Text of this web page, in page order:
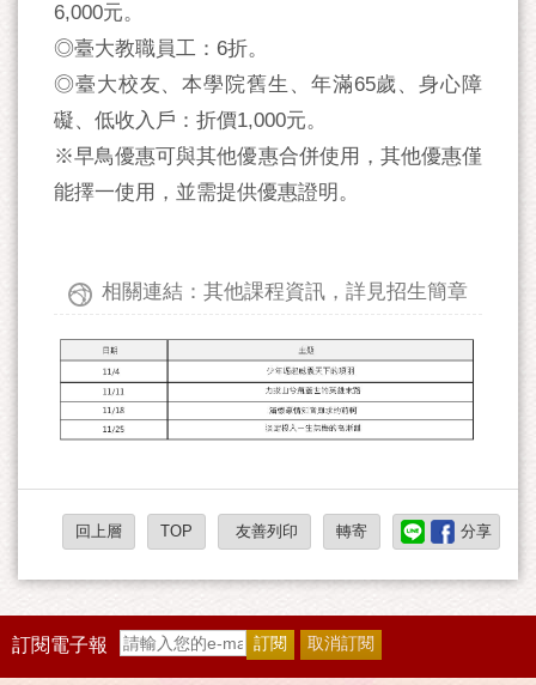
6,000元。
◎臺大教職員工：6折。
◎臺大校友、本學院舊生、年滿65歲、身心障
礙、低收入戶：折價1,000元。
※早鳥優惠可與其他優惠合併使用，其他優惠僅
能擇一使用，並需提供優惠證明。
相關連結：其他課程資訊，詳見招生簡章
回上層 TOP 友善列印 轉寄 分享
訂閱電子報